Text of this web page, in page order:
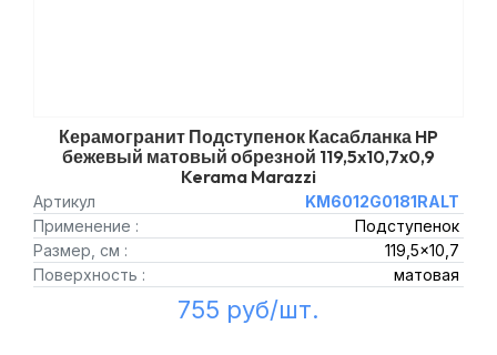
Керамогранит Подступенок Касабланка HP
бежевый матовый обрезной 119,5x10,7x0,9
Kerama Marazzi
Артикул
KM6012G0181RALT
Применение :
Подступенок
Размер, см :
119,5x10,7
Поверхность :
матовая
755 руб/шт.